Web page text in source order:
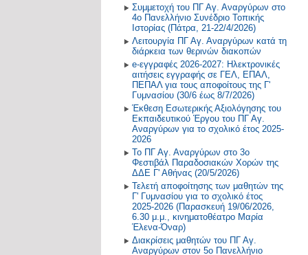
Συμμετοχή του ΠΓ Αγ. Αναργύρων στο
4ο Πανελλήνιο Συνέδριο Τοπικής
Ιστορίας (Πάτρα, 21-22/4/2026)
Λειτουργία ΠΓ Αγ. Αναργύρων κατά τη
διάρκεια των θερινών διακοπών
e-εγγραφές 2026-2027: Ηλεκτρονικές
αιτήσεις εγγραφής σε ΓΕΛ, ΕΠΑΛ,
ΠΕΠΑΛ για τους αποφοίτους της Γ'
Γυμνασίου (30/6 έως 8/7/2026)
Έκθεση Εσωτερικής Αξιολόγησης του
Εκπαιδευτικού Έργου του ΠΓ Αγ.
Αναργύρων για το σχολικό έτος 2025-
2026
Το ΠΓ Αγ. Αναργύρων στο 3ο
Φεστιβάλ Παραδοσιακών Χορών της
ΔΔΕ Γ' Αθήνας (20/5/2026)
Τελετή αποφοίτησης των μαθητών της
Γ' Γυμνασίου για το σχολικό έτος
2025-2026 (Παρασκευή 19/06/2026,
6.30 μ.μ., κινηματοθέατρο Μαρία
Έλενα-Όναρ)
Διακρίσεις μαθητών του ΠΓ Αγ.
Αναργύρων στον 5ο Πανελλήνιο